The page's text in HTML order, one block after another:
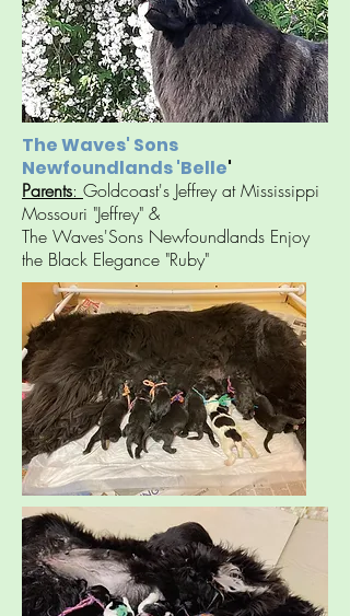
The Waves' Sons
Newfoundlands 'Belle'
Parents: Goldcoast's Jeffrey at Mississippi
Mossouri "Jeffrey" &
The Waves'Sons Newfoundlands Enjoy
the Black Elegance "Ruby"